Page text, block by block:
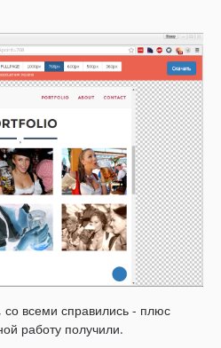
всеми справились - плюс
работу получили.